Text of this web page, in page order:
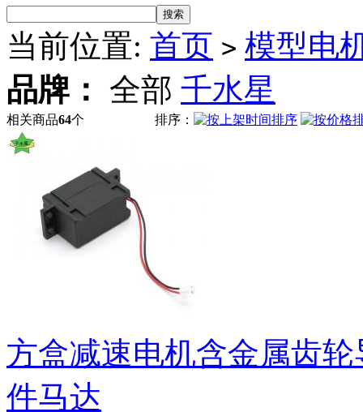
当前位置: 首页 > 模型电
品牌：
全部 千水星
相关商品64个 排序：
方盒减速电机含金属齿
件马达